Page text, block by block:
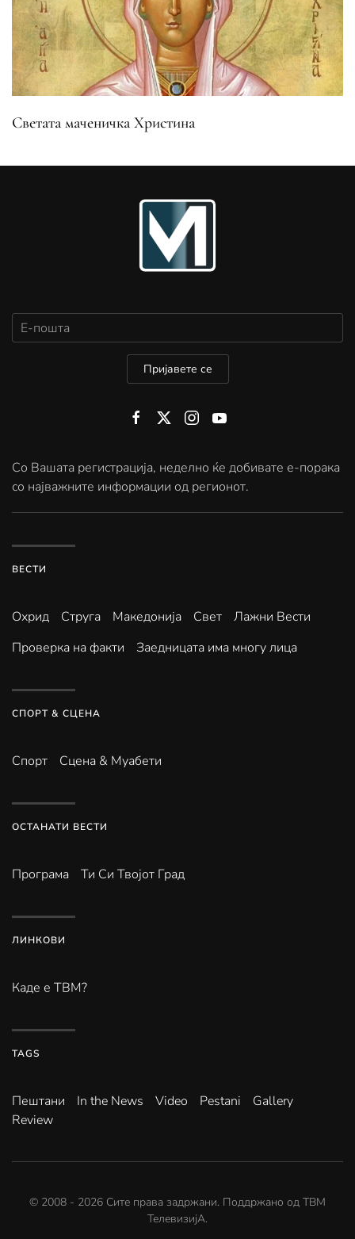
Светата маченичка Христина
Пријавете се
Со Вашата регистрација, неделно ќе добивате е-порака
со најважните информации од регионот.
ВЕСТИ
Охрид Струга Македонија Свет
Лажни Вести
Проверка на факти
Заедницата има многу лица
СПОРТ & СЦЕНА
Спорт Сцена & Муабети
ОСТАНАТИ ВЕСТИ
Програма Ти Си Твојот Град
ЛИНКОВИ
Каде е ТВМ?
TAGS
Пештани In the News Video Pestani
Gallery
Review
© 2008 - 2026 Сите права задржани. Поддржано од ТВМ
ТелевизијА.